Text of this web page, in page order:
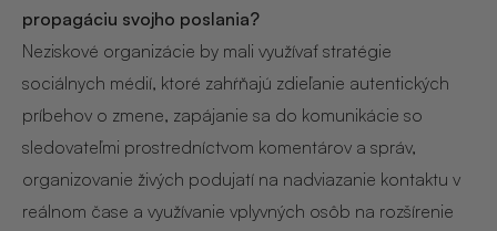
propagáciu svojho poslania?
Neziskové organizácie by mali využívať stratégie
sociálnych médií, ktoré zahŕňajú zdieľanie autentických
príbehov o zmene, zapájanie sa do komunikácie so
sledovateľmi prostredníctvom komentárov a správ,
organizovanie živých podujatí na nadviazanie kontaktu v
reálnom čase a využívanie vplyvných osôb na rozšírenie